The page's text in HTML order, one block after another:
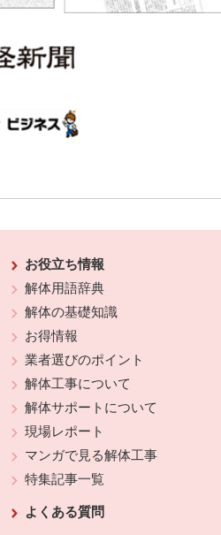
お役立ち情報
解体用語辞典
解体の基礎知識
お得情報
業者選びのポイント
解体工事について
解体サポートについて
現場レポート
マンガで見る解体工事
特集記事一覧
よくある質問